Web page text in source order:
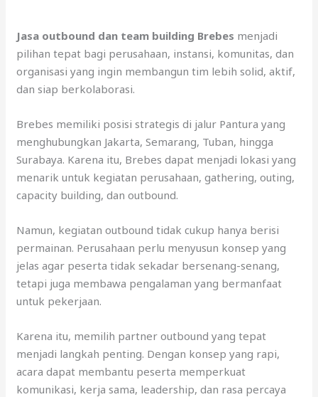
Jasa outbound dan team building Brebes menjadi
pilihan tepat bagi perusahaan, instansi, komunitas, dan
organisasi yang ingin membangun tim lebih solid, aktif,
dan siap berkolaborasi.
Brebes memiliki posisi strategis di jalur Pantura yang
menghubungkan Jakarta, Semarang, Tuban, hingga
Surabaya. Karena itu, Brebes dapat menjadi lokasi yang
menarik untuk kegiatan perusahaan, gathering, outing,
capacity building, dan outbound.
Namun, kegiatan outbound tidak cukup hanya berisi
permainan. Perusahaan perlu menyusun konsep yang
jelas agar peserta tidak sekadar bersenang-senang,
tetapi juga membawa pengalaman yang bermanfaat
untuk pekerjaan.
Karena itu, memilih partner outbound yang tepat
menjadi langkah penting. Dengan konsep yang rapi,
acara dapat membantu peserta memperkuat
komunikasi, kerja sama, leadership, dan rasa percaya